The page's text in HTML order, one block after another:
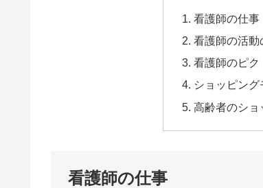
看護師の仕事
看護師の活動
看護師のピク
ショッピン
高齢者のショ
看護師の仕事